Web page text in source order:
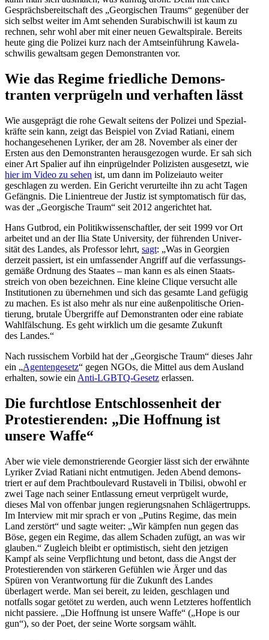
Gesprächs­be­reit­schaft des „Georgi­schen Traums“ gegenüber der
sich selbst weiter im Amt sehenden Surabi­schwili ist kaum zu
rechnen, sehr wohl aber mit einer neuen Gewalt­spirale. Bereits
heute ging die Polizei kurz nach der Amtsein­führung Kawela­
schwilis gewaltsam gegen Demons­tranten vor.
Wie das Regime fried­liche Demons­
tranten verprügeln und verhaften lässt
Wie ausge­prägt die rohe Gewalt seitens der Polizei und Spezi­al­
kräfte sein kann, zeigt das Beispiel von Zviad Ratiani, einem
hochan­ge­se­henen Lyriker, der am 28. November als einer der
Ersten aus den Demons­tranten heraus­ge­zogen wurde. Er sah sich
einer Art Spalier auf ihn einprü­gelnder Polizisten ausge­setzt, wie
hier im Video zu sehen ist, um dann im Polizeiauto weiter
geschlagen zu werden. Ein Gericht verur­teilte ihn zu acht Tagen
Gefängnis. Die Linien­treue der Justiz ist sympto­ma­tisch für das,
was der „Georgische Traum“ seit 2012 angerichtet hat.
Hans Gutbrod, ein Politik­wis­sen­schaftler, der seit 1999 vor Ort
arbeitet und an der Ilia State University, der führenden Univer­
sität des Landes, als Professor lehrt, sagt: „Was in Georgien
derzeit passiert, ist ein umfas­sender Angriff auf die verfas­sungs­
gemäße Ordnung des Staates – man kann es als einen Staats­
streich von oben bezeichnen. Eine kleine Clique versucht alle
Insti­tu­tionen zu übernehmen und sich das gesamte Land gefügig
zu machen. Es ist also mehr als nur eine außen­po­li­tische Orien­
tierung, brutale Übergriffe auf Demons­tranten oder eine rabiate
Wahlfäl­schung. Es geht wirklich um die gesamte Zukunft
des Landes.“
Nach russi­schem Vorbild hat der „Georgische Traum“ dieses Jahr
ein „Agenten­gesetz“ gegen NGOs, die Mittel aus dem Ausland
erhalten, sowie ein Anti-LGBTQ-Gesetz erlassen.
Die furchtlose Entschlos­senheit der
Protes­tie­renden: „Die Hoffnung ist
unsere Waffe“
Aber wie viele demons­trie­rende Georgier lässt sich der erwähnte
Lyriker Zviad Ratiani nicht entmu­tigen. Jeden Abend demons­
triert er auf dem Pracht­bou­levard Rustaveli in Tbilisi, obwohl er
zwei Tage nach seiner Entlassung erneut verprügelt wurde,
dieses Mal von offenbar jungen regie­rungs­nahen Schlä­ger­trupps.
Im Interview mit mir sprach er von „Putins Regime, das mein
Land zerstört“ und sagte weiter: „Wir kämpfen nun gegen das
Böse, gegen ein Regime, das allem Schaden zufügt, an was wir
glauben.“ Zugleich bleibt er optimis­tisch, sieht den jetzigen
Kampf als seine Verpflichtung und betont, dass die Angst der
Protes­tie­renden von stärkeren Gefühlen wie Ärger und das
Spüren von Verant­wortung für die Zukunft des Landes
überlagert werde. Man sei bereit, zu leiden, geschlagen und
notfalls sogar getötet zu werden, auch wenn Letzteres hoffentlich
nicht passiere. „Die Hoffnung ist unsere Waffe“ („Hope is our
gun“), so der Poet, der seine Worte sorgsam wählt.